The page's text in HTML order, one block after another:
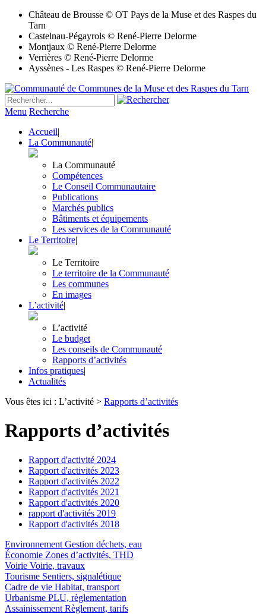
Château de Brousse © OT Pays de la Muse et des Raspes du
Tarn
Castelnau-Pégayrols © René-Pierre Delorme
Montjaux © René-Pierre Delorme
Verrières © René-Pierre Delorme
Ayssènes - Les Raspes © René-Pierre Delorme
Menu Recherche
Accueil|
La Communauté|
La Communauté
Compétences
Le Conseil Communautaire
Publications
Marchés publics
Bâtiments et équipements
Les services de la Communauté
Le Territoire|
Le Territoire
Le territoire de la Communauté
Les communes
En images
L’activité|
L’activité
Le budget
Les conseils de Communauté
Rapports d’activités
Infos pratiques|
Actualités
Vous êtes ici : L’activité > Rapports d’activités
Rapports d’activités
Rapport d'activité 2024
Rapport d'activités 2023
Rapport d'activités 2022
Rapport d'activités 2021
Rapport d'activités 2020
rapport d'activités 2019
Rapport d'activités 2018
Environnement Gestion déchets, eau
Économie Zones d’activités, THD
Voirie Voirie, travaux
Tourisme Sentiers, signalétique
Cadre de vie Habitat, transport
Urbanisme PLU, règlementation
Assainissement Règlement, tarifs